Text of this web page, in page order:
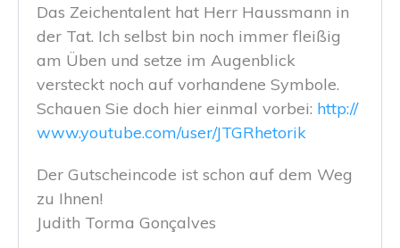
Das Zeichentalent hat Herr Haussmann in
der Tat. Ich selbst bin noch immer fleißig
am Üben und setze im Augenblick
versteckt noch auf vorhandene Symbole.
Schauen Sie doch hier einmal vorbei: http://
www.youtube.com/user/JTGRhetorik
Der Gutscheincode ist schon auf dem Weg
zu Ihnen!
Judith Torma Gonçalves